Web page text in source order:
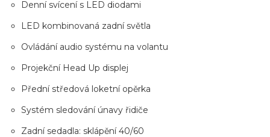
Denní svícení s LED diodami
LED kombinovaná zadní světla
Ovládání audio systému na volantu
Projekční Head Up displej
Přední středová loketní opěrka
Systém sledování únavy řidiče
Zadní sedadla: sklápění 40/60